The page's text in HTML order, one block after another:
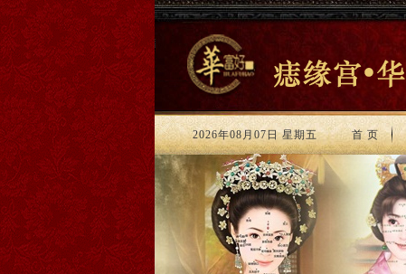
2026年08月07日 星期五 首 页